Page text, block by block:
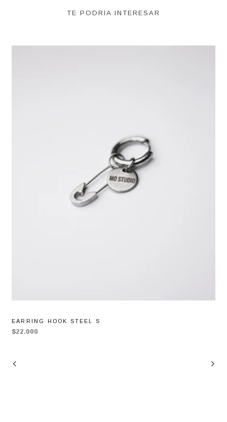
TE PODRIA INTERESAR
EARRING HOOK STEEL S
$22.000